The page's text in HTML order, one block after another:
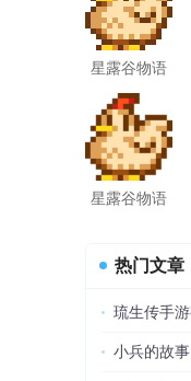
星露谷物语
千杯寒雪美
化版中文版
星露谷物语
热门文章
小兵的故